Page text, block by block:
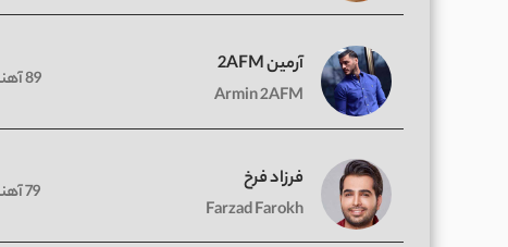
آرمین 2AFM
Armin 2AFM
89 آهنگ
فرزاد فرخ
Farzad Farokh
79 آهنگ